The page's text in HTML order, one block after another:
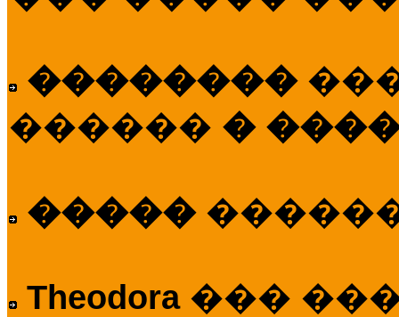
��������
������ �
�����
Theodora ���